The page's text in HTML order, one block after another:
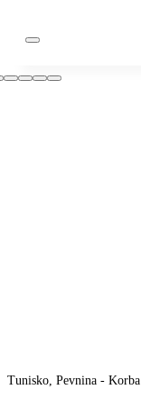
Tunisko, Pevnina - Korba